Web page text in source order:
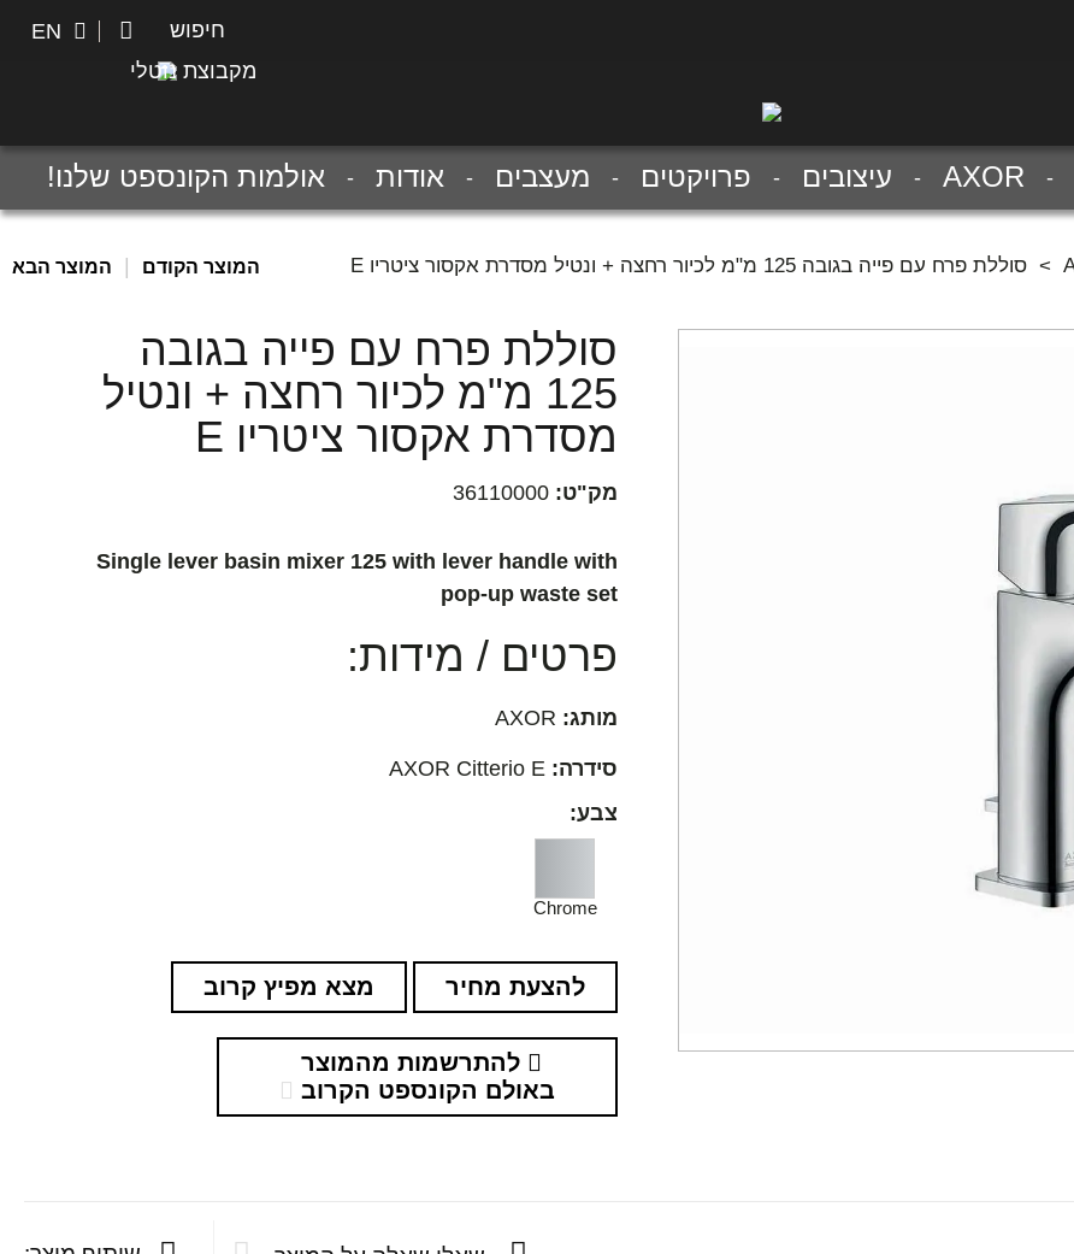
חיפוש EN
מקבוצת נוטלי
AXOR עיצובים פרויקטים מעצבים אודות אולמות הקונספט שלנו!
> סוללת פרח עם פייה בגובה 125 מ"מ לכיור רחצה + ונטיל מסדרת אקסור ציטריו E המוצר הקודם המוצר הבא
סוללת פרח עם פייה בגובה
125 מ"מ לכיור רחצה + ונטיל
מסדרת אקסור ציטריו E
מק"ט: 36110000
Single lever basin mixer 125 with lever handle with
pop-up waste set
פרטים / מידות:
מותג:
סידרה:
צבע:
Chrome
להצעת מחיר מצא מפיץ קרוב
להתרשמות מהמוצר
באולם הקונספט הקרוב